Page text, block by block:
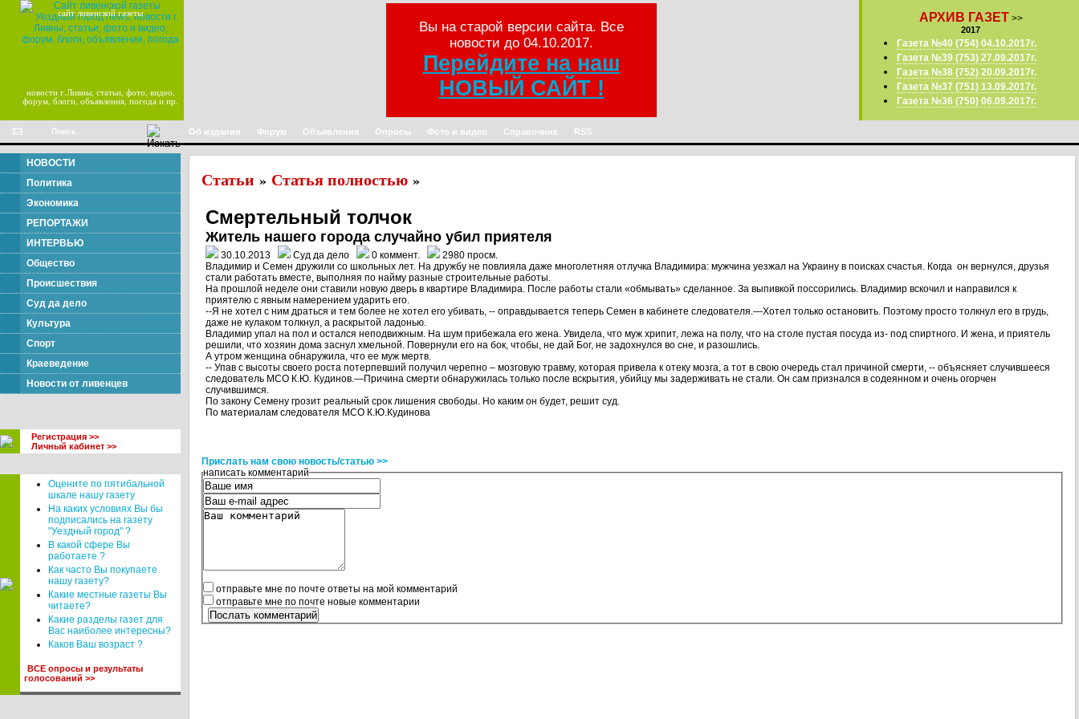
сайт ливенской газеты
новости г.Ливны, статьи, фото, видео,
форум, блоги, объявления, погода и пр.
Вы на старой версии сайта. Все
новости до 04.10.2017.
Перейдите на наш
НОВЫЙ САЙТ !
АРХИВ ГАЗЕТ >>
2017
Газета №40 (754) 04.10.2017г.
Газета №39 (753) 27.09.2017г.
Газета №38 (752) 20.09.2017г.
Газета №37 (751) 13.09.2017г.
Газета №36 (750) 06.09.2017г.
Об издании Форум Объявления Опросы Фото и видео Справочник RSS
НОВОСТИ
Политика
Экономика
РЕПОРТАЖИ
ИНТЕРВЬЮ
Общество
Происшествия
Суд да дело
Культура
Спорт
Краеведение
Новости от ливенцев
Регистрация >>
Личный кабинет >>
Оцените по пятибальной
шкале нашу газету
На каких условиях Вы бы
подписались на газету
"Уездный город" ?
В какой сфере Вы
работаете ?
Как часто Вы покупаете
нашу газету?
Какие местные газеты Вы
читаете?
Какие разделы газет для
Вас наиболее интересны?
Каков Ваш возраст ?
ВСЕ опросы и результаты
голосований >>
Статьи » Статья полностью »
Смертельный толчок
Житель нашего города случайно убил приятеля
30.10.2013 Суд да дело 0 коммент.
2980 просм.
Владимир и Семен дружили со школьных лет. На дружбу не повлияла даже многолетняя отлучка Владимира: мужчина уезжал на Украину в поисках счастья. Когда он вернулся, друзья
стали работать вместе, выполняя по найму разные строительные работы.
На прошлой неделе они ставили новую дверь в квартире Владимира. После работы стали «обмывать» сделанное. За выпивкой поссорились. Владимир вскочил и направился к
приятелю с явным намерением ударить его.
--Я не хотел с ним драться и тем более не хотел его убивать, -- оправдывается теперь Семен в кабинете следователя.—Хотел только остановить. Поэтому просто толкнул его в грудь,
даже не кулаком толкнул, а раскрытой ладонью.
Владимир упал на пол и остался неподвижным. На шум прибежала его жена. Увидела, что муж хрипит, лежа на полу, что на столе пустая посуда из- под спиртного. И жена, и приятель
решили, что хозяин дома заснул хмельной. Повернули его на бок, чтобы, не дай Бог, не задохнулся во сне, и разошлись.
А утром женщина обнаружила, что ее муж мертв.
-- Упав с высоты своего роста потерпевший получил черепно – мозговую травму, которая привела к отеку мозга, а тот в свою очередь стал причиной смерти, -- объясняет случившееся
следователь МСО К.Ю. Кудинов.—Причина смерти обнаружилась только после вскрытия, убийцу мы задерживать не стали. Он сам признался в содеянном и очень огорчен
случившимся.
По закону Семену грозит реальный срок лишения свободы. Но каким он будет, решит суд.
По материалам следователя МСО К.Ю.Кудинова
Прислать нам свою новость/статью >>
написать комментарий
отправьте мне по почте ответы на мой комментарий
отправьте мне по почте новые комментарии